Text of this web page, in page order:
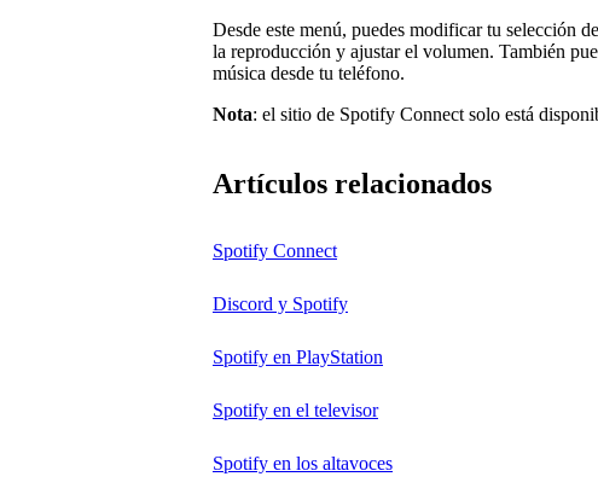
Desde este menú, puedes modificar tu selección
la reproducción y ajustar el volumen. También
música desde tu teléfono.
Nota: el sitio de Spotify Connect solo está
Artículos relacionados
Spotify Connect
Discord y Spotify
Spotify en PlayStation
Spotify en el televisor
Spotify en los altavoces